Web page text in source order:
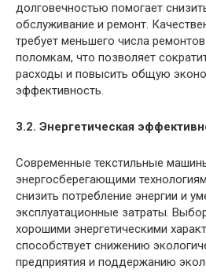
долговечностью помогает
обслуживание и ремонт.
требует меньшего числа
поломкам, что позволяет
расходы и повысить общую
эффективность.
3.2. Энергетическая
Современные текстильные
энергосберегающими
снизить потребление энергии и
эксплуатационные затраты.
хорошими энергетическими
способствует снижению
предприятия и поддержанию